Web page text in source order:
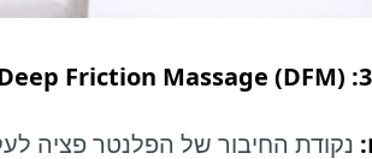
נקודת החיבור של הפלנטר פציה